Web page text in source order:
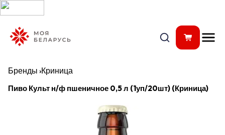
Бренды ›Криница
Пиво Культ н/ф пшеничное 0,5 л (1уп/20шт) (Криница)